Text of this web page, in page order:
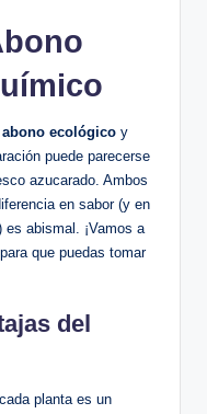
abono ecológico y
puede parecerse
azucarado. Ambos
en sabor (y en
abismal. ¡Vamos a
que puedas tomar
del
planta es un